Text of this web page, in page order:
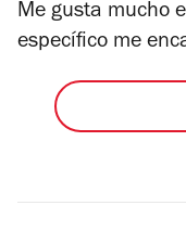
Me gusta mucho
específico me